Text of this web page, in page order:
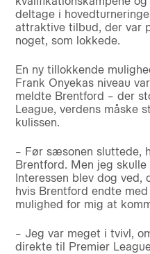
deltage i
attraktive tilbud, der var
noget, som lokkede.
En ny tillokkende
Frank Onyekas niveau
meldte Brentford – der
League, verdens måske
kulissen.
– Før sæsonen sluttede,
Brentford. Men jeg
Interessen blev dog
hvis Brentford endte
mulighed for mig at
– Jeg var meget i tvivl,
direkte til Premier